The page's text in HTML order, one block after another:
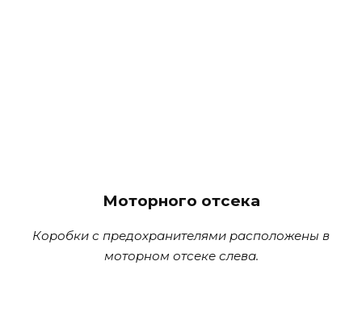
Моторного отсека
Коробки с предохранителями расположены в
моторном отсеке слева.